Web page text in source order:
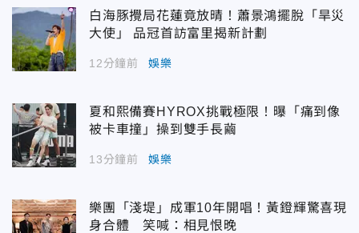
白海豚攪局花蓮竟放晴！蕭景鴻擺脫「旱災
大使」 品冠首訪富里揭新計劃
12分鐘前 娛樂
夏和熙備賽HYROX挑戰極限！曝「痛到像
被卡車撞」操到雙手長繭
13分鐘前 娛樂
樂團「淺堤」成軍10年開唱！黃鐙輝驚喜現
身合體 笑喊：相見恨晚